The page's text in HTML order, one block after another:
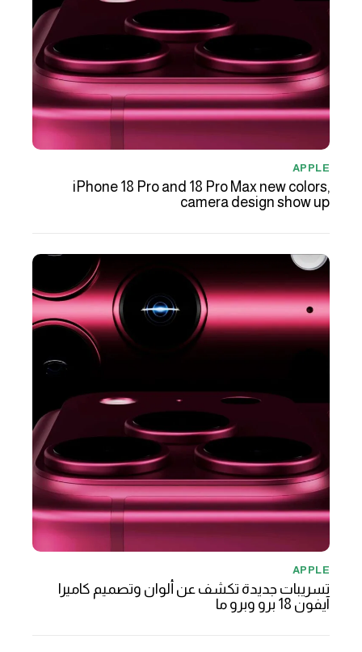
APPLE
iPhone 18 Pro and 18 Pro Max new colors,
camera design show up
APPLE
تسريبات جديدة تكشف عن ألوان وتصميم كاميرا
آيفون 18 برو وبرو ما